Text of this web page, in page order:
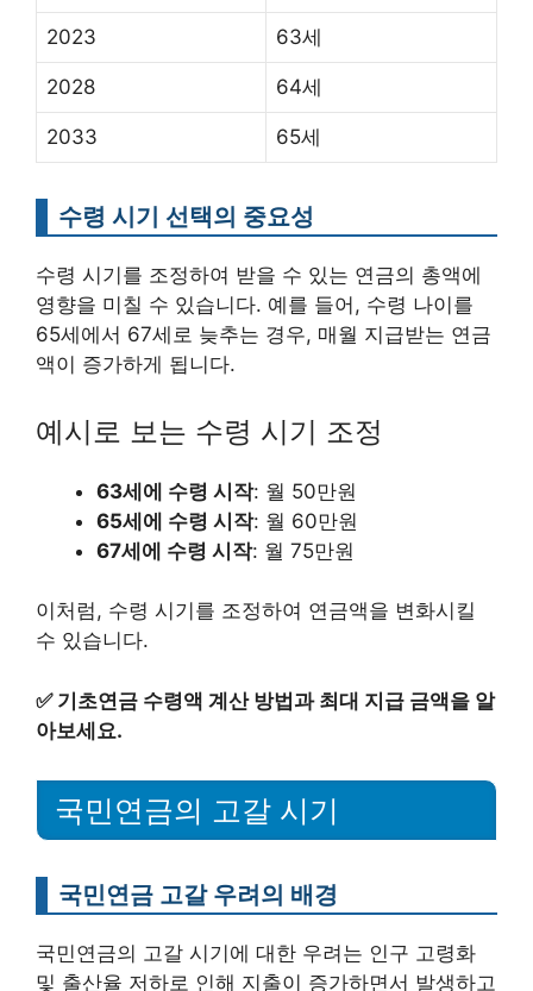
2023 63세
2028 64세
2033 65세
수령 시기 선택의 중요성
수령 시기를 조정하여 받을 수 있는 연금의 총액에
영향을 미칠 수 있습니다. 예를 들어, 수령 나이를
65세에서 67세로 늦추는 경우, 매월 지급받는 연금
액이 증가하게 됩니다.
예시로 보는 수령 시기 조정
63세에 수령 시작: 월 50만원
65세에 수령 시작: 월 60만원
67세에 수령 시작: 월 75만원
이처럼, 수령 시기를 조정하여 연금액을 변화시킬
수 있습니다.
✅ 기초연금 수령액 계산 방법과 최대 지급 금액을 알
아보세요.
국민연금의 고갈 시기
국민연금 고갈 우려의 배경
국민연금의 고갈 시기에 대한 우려는 인구 고령화
및 출산율 저하로 인해 지출이 증가하면서 발생하고